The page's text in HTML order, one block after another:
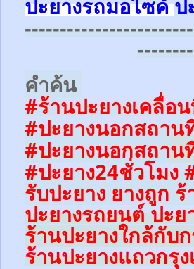
ปะยางรถมอไซค์ป
คำค้น
#ร้านปะยางเคลื่อ
#ปะยางนอกสถาน
#ปะยางนอกสถาน
#ปะยาง24ชั่วโมง
รับปะยาง ยางถูก ร้
ปะยางรถยนต์ปะย
ร้านปะยางใกล้กับ
ร้านปะยางแถวกรุ